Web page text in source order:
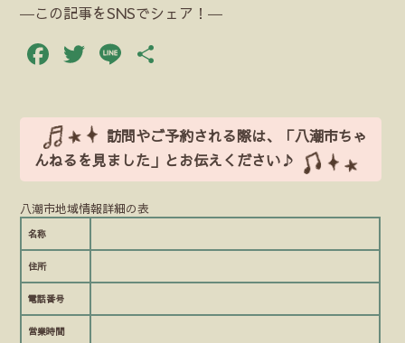
―この記事をSNSでシェア！―
Facebook
Twitter
Line
訪問やご予約される際は、「八潮市ちゃ
んねるを見ました」とお伝えください♪
八潮市地域情報詳細の表
名称
住所
電話番号
営業時間